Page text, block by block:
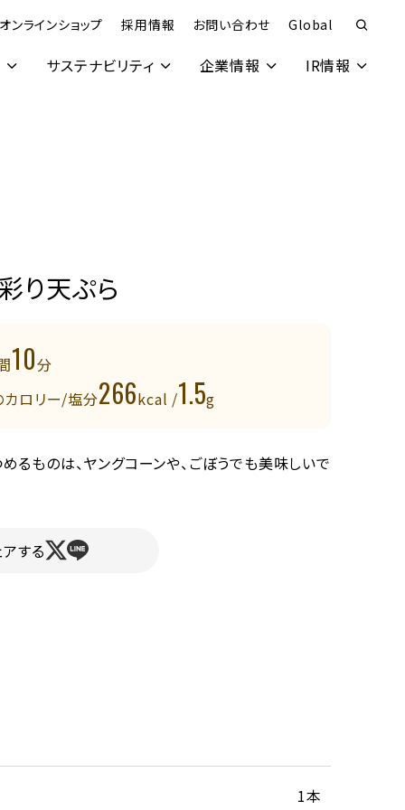
ンラインショップ 採用情報 お問い合わせ Global
サステナビリティ 企業情報 IR情報
り天ぷら
10分
ロリー/塩分266kcal /1.5g
るものは、ヤングコーンや、ごぼうでも美味しいで
する
1本